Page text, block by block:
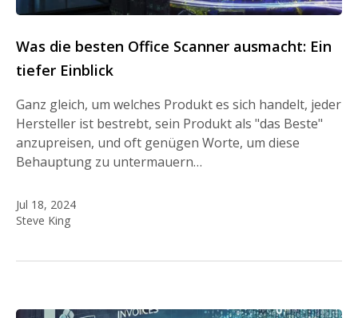
Was die besten Office Scanner ausmacht: Ein
tiefer Einblick
Ganz gleich, um welches Produkt es sich handelt, jeder
Hersteller ist bestrebt, sein Produkt als "das Beste"
anzupreisen, und oft genügen Worte, um diese
Behauptung zu untermauern…
Jul 18, 2024
Steve King